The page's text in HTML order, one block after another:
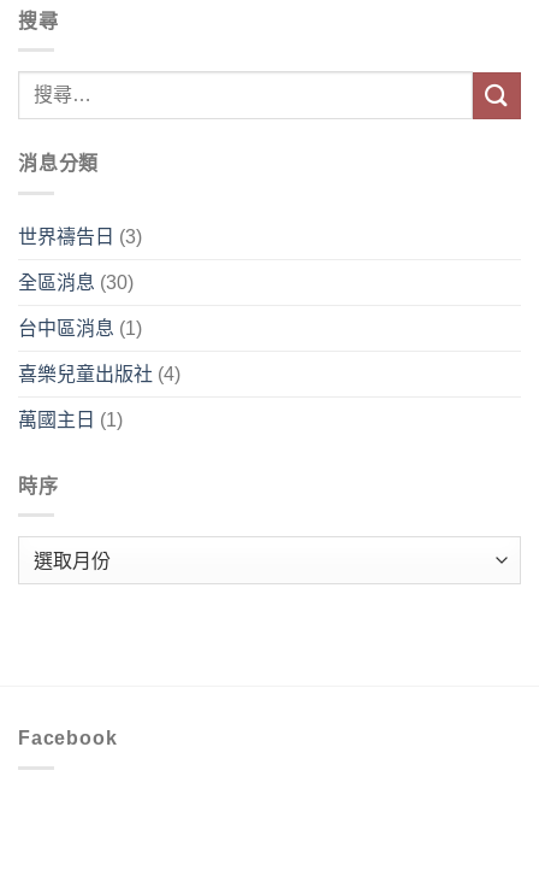
搜尋
消息分類
世界禱告日 (3)
全區消息 (30)
台中區消息 (1)
喜樂兒童出版社 (4)
萬國主日 (1)
時序
Facebook